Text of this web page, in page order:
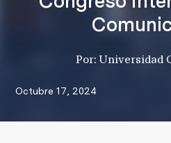
Por: Universidad
Octubre 17, 2024